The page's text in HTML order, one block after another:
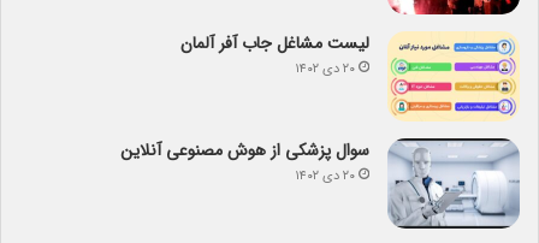
لیست مشاغل جاب آفر آلمان
۲۰ دی ۱۴۰۲
سوال پزشکی از هوش مصنوعی آنلاین
۲۰ دی ۱۴۰۲